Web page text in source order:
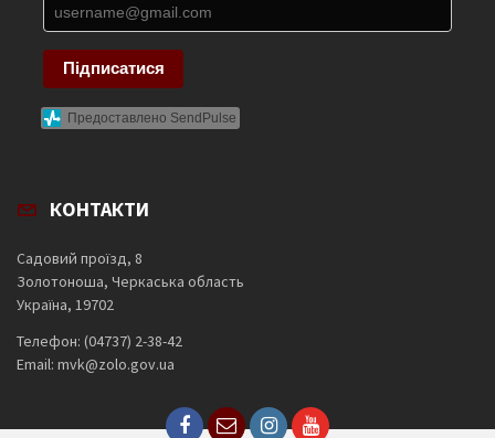
Підписатися
Предоставлено SendPulse
КОНТАКТИ
Садовий проїзд, 8
Золотоноша, Черкаська область
Україна, 19702
Телефон: (04737) 2-38-42
Email: mvk@zolo.gov.ua